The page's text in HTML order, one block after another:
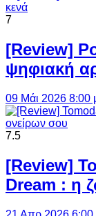
7
[Review]
ψηφιακή
09 Μάι 2026 8:00
7.5
[Review]
Dream : η